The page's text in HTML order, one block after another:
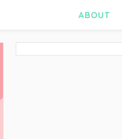
ABOUT